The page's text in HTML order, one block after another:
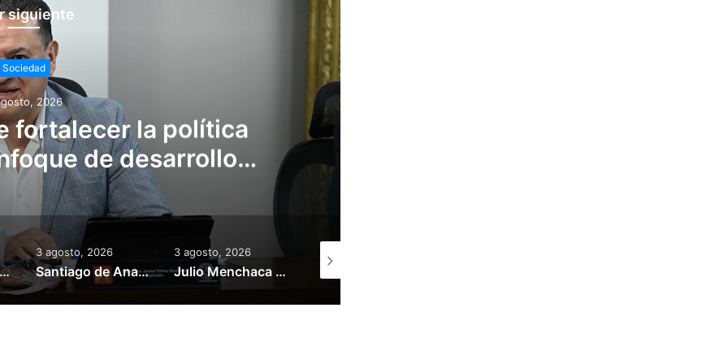
siguiente
Sociedad
2026
fortalecer la política
de desarrollo
Julio Menchaca destina más de 175 mdp en obra pública para San Bartolo
3 agosto, 2026
Santiago de Anaya albergará la segunda edición del Festival Santhe 2026
3 agosto, 2026
Julio Menchaca consolida integración de ocho municipios hidalguenses a la ZMVM